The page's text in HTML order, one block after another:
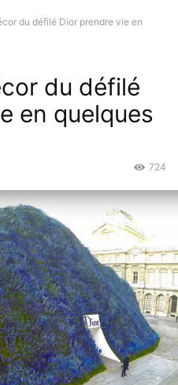
du défilé Dior prendre vie en
du défilé
en quelques
724